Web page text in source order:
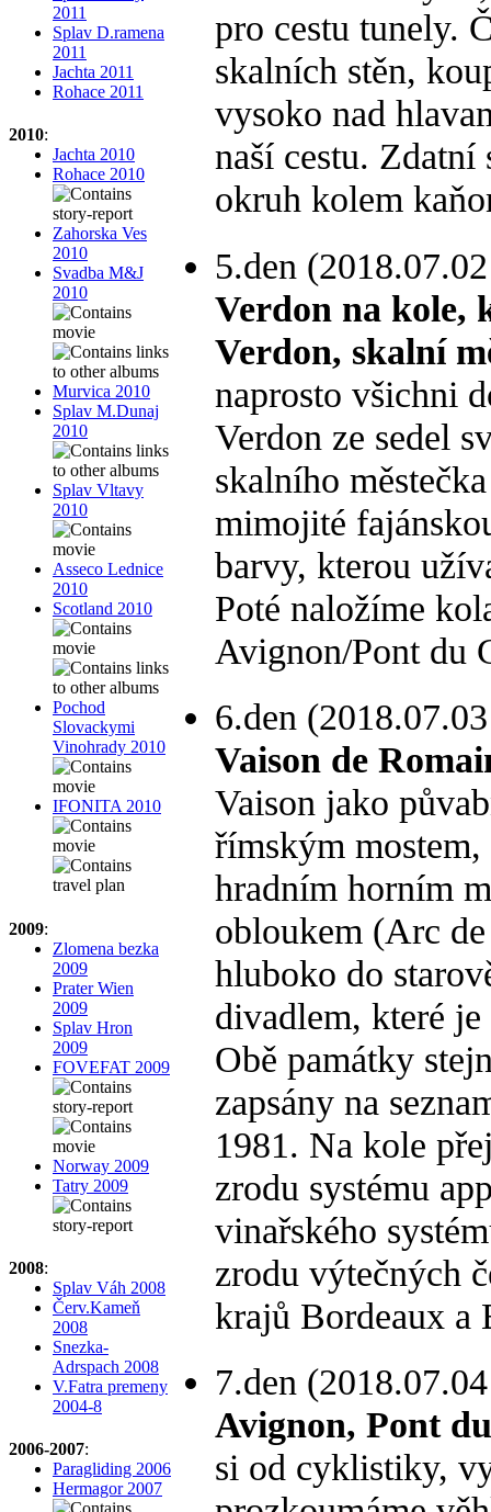
2011
Splav D.ramena
2011
Jachta 2011
Rohace 2011
2010:
Jachta 2010
Rohace 2010
Zahorska Ves
2010
Svadba M&J
2010
Murvica 2010
Splav M.Dunaj
2010
Splav Vltavy
2010
Asseco Lednice
2010
Scotland 2010
Pochod
Slovackymi
Vinohrady 2010
IFONITA 2010
2009:
Zlomena bezka
2009
Prater Wien
2009
Splav Hron
2009
FOVEFAT 2009
Norway 2009
Tatry 2009
2008:
Splav Váh 2008
Červ.Kameň
2008
Snezka-
Adrspach 2008
V.Fatra premeny
2004-8
2006-2007:
Paragliding 2006
Hermagor 2007
pro cestu tunely.
skalních stěn,
vysoko nad
naší cestu. Zdatní
okruh kolem
5.den
Verdon na kole,
Verdon, skalní
naprosto všichni
Verdon ze sedel
skalního
mimojité
barvy, kterou
Poté naložíme
Avignon/Pont du
6.den
Vaison de
Vaison jako
římským
hradním horním
obloukem (Arc
hluboko do
divadlem, které je
Obě památky
zapsány na
1981. Na kole
zrodu systému
vinařského
zrodu výtečných
krajů Bordeaux a
7.den
Avignon, Pont
si od cyklistiky,